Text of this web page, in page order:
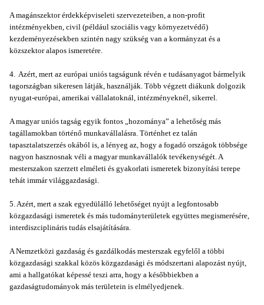
A magánszektor érdekképviseleti szervezeteiben, a non-profit
intézményekben, civil (például szociális vagy környezetvédő)
kezdeményezésekben szintén nagy szükség van a kormányzat és a
közszektor alapos ismeretére.
4. Azért, mert az európai uniós tagságunk révén e tudásanyagot bármelyik
tagországban sikeresen látják, használják. Több végzett diákunk dolgozik
nyugat-európai, amerikai vállalatoknál, intézményeknél, sikerrel.
A magyar uniós tagság egyik fontos „hozománya” a lehetőség más
tagállamokban történő munkavállalásra. Történhet ez talán
tapasztalatszerzés okából is, a lényeg az, hogy a fogadó országok többsége
nagyon hasznosnak véli a magyar munkavállalók tevékenységét. A
mesterszakon szerzett elméleti és gyakorlati ismeretek bizonyítási terepe
tehát immár világgazdasági.
5. Azért, mert a szak egyedülálló lehetőséget nyújt a legfontosabb
közgazdasági ismeretek és más tudományterületek együttes megismerésére,
interdiszciplináris tudás elsajátítására.
A Nemzetközi gazdaság és gazdálkodás mesterszak egyfelől a többi
közgazdasági szakkal közös közgazdasági és módszertani alapozást nyújt,
ami a hallgatókat képessé teszi arra, hogy a későbbiekben a
gazdaságtudományok más területein is elmélyedjenek.